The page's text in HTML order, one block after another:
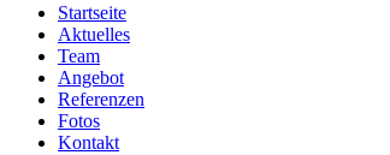
Startseite
Aktuelles
Team
Angebot
Referenzen
Fotos
Kontakt